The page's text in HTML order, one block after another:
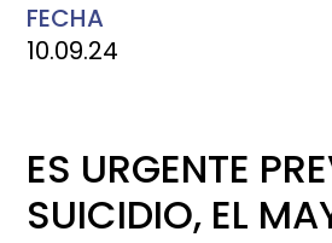
FECHA
10.09.24
ES URGENTE
SUICIDIO, EL